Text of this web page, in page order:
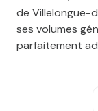
de Villelongue-
ses volumes
parfaitement
d'un séjour